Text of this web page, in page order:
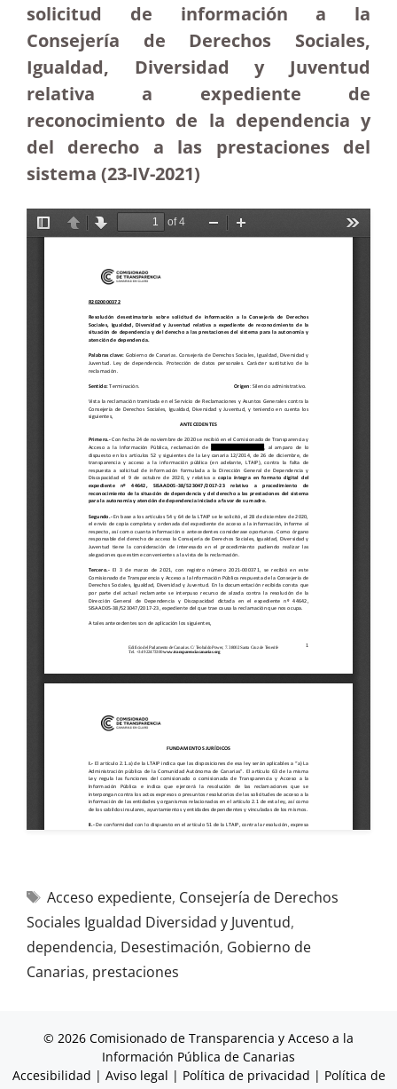
solicitud de información a la
Consejería de Derechos Sociales,
Igualdad, Diversidad y Juventud
relativa a expediente de
reconocimiento de la dependencia y
del derecho a las prestaciones del
sistema (23-IV-2021)
Acceso expediente, Consejería de Derechos
Sociales Igualdad Diversidad y Juventud,
dependencia, Desestimación, Gobierno de
Canarias, prestaciones
© 2026 Comisionado de Transparencia y Acceso a la
Información Pública de Canarias
Accesibilidad | Aviso legal | Política de privacidad | Política de